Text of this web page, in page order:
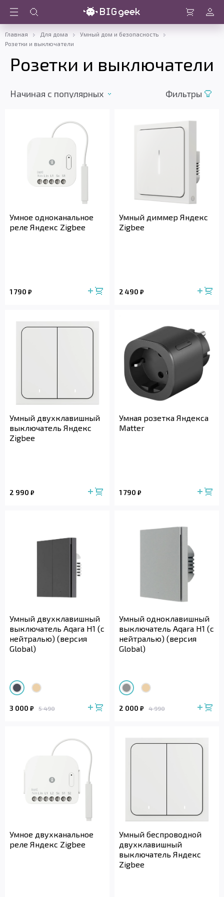
Войти
Главная Для дома
Умный дом и безопасность
Розетки и выключатели
Розетки и выключатели
Начиная c популярных Фильтры
Умное одноканальное
реле Яндекс Zigbee
1 790 ₽
Умный диммер Яндекс
Zigbee
2 490 ₽
Умный двухклавишный
выключатель Яндекс
Zigbee
2 990 ₽
Умная розетка Яндекса
Matter
1 790 ₽
Умный двухклавишный
выключатель Aqara H1 (с
нейтралью) (версия
Global)
3 000 ₽ 5 490
Умный одноклавишный
выключатель Aqara H1 (с
нейтралью) (версия
Global)
2 000 ₽ 4 990
Умное двухканальное
реле Яндекс Zigbee
Умный беспроводной
двухклавишный
выключатель Яндекс
Zigbee